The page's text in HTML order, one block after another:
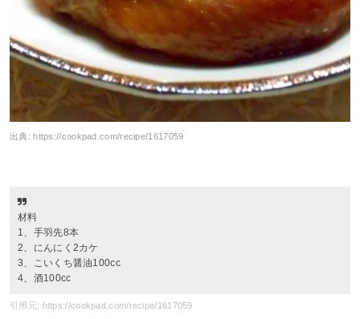
出典:https://cookpad.com/recipe/1617059
材料
1、手羽先8本
2、にんにく2カケ
3、こいくち醤油100cc
4、酒100cc
引用元: https://cookpad.com/recipe/1617059